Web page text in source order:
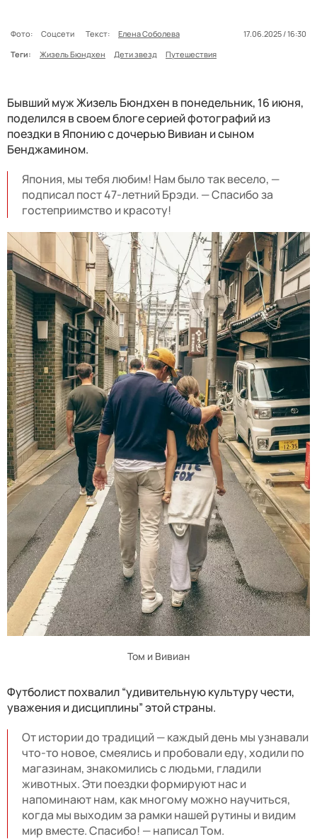
Фото: Соцсети Текст: Елена Соболева
17.06.2025 / 16:30
Теги:
Жизель Бюндхен Дети звезд Путешествия
Бывший муж Жизель Бюндхен в понедельник, 16 июня,
поделился в своем блоге серией фотографий из
поездки в Японию с дочерью Вивиан и сыном
Бенджамином.
Япония, мы тебя любим! Нам было так весело, —
подписал пост 47-летний Брэди. — Спасибо за
гостеприимство и красоту!
Том и Вивиан
Футболист похвалил “удивительную культуру чести,
уважения и дисциплины” этой страны.
От истории до традиций — каждый день мы узнавали
что-то новое, смеялись и пробовали еду, ходили по
магазинам, знакомились с людьми, гладили
животных. Эти поездки формируют нас и
напоминают нам, как многому можно научиться,
когда мы выходим за рамки нашей рутины и видим
мир вместе. Спасибо! — написал Том.